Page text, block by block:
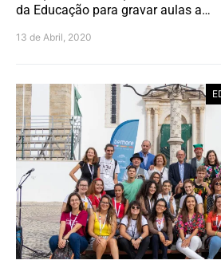
da Educação para gravar aulas a…
13 de Abril, 2020